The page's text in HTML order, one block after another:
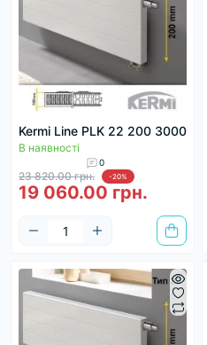
Kermi Line PLK 22 200 3000
В наявності
0
23 820.00 грн. -20%
19 060.00 грн.